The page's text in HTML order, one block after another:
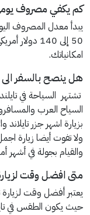
كم يكفي مصروف
يبدأ معدل المصروف
50 إلى 140
امكانياتك.
هل ينصح بالسفر الى
تشتهر السياحة في
السياح العرب
بزيارة اشهر جزر
ولا تفوت أيضا زيارة
والقيام بجولة في أشهر
متى افضل وقت
يعتبر أفضل وقت لزيارة
حيث يكون الطقس في